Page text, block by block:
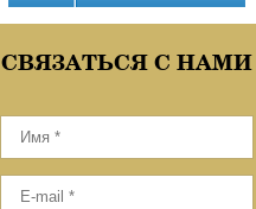
СВЯЗАТЬСЯ С НАМИ